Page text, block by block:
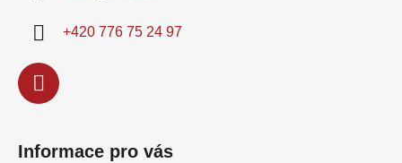
+420 776 75 24 97
Informace pro vás